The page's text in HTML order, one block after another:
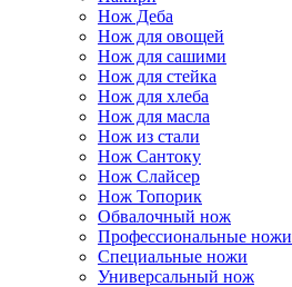
Нож Деба
Нож для овощей
Нож для сашими
Нож для стейка
Нож для хлеба
Нож для масла
Нож из стали
Нож Сантоку
Нож Слайсер
Нож Топорик
Обвалочный нож
Профессиональные ножи
Специальные ножи
Универсальный нож